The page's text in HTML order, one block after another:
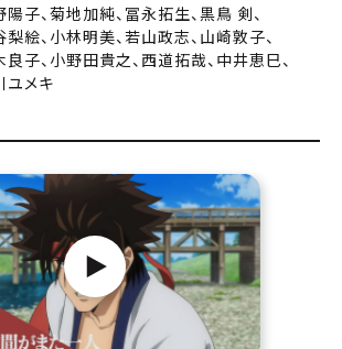
子、菊地加純、冨永拓生、黒鳥 剣、
梨絵、小林明美、若山政志、山崎敦子、
良子、小野田貴之、西道拓哉、中井恵巳、
ユメキ